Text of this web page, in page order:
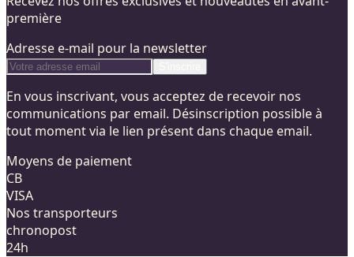
première
Adresse e-mail pour la newsletter
En vous inscrivant, vous acceptez de recevoir nos
communications par email. Désinscription possible à
tout moment via le lien présent dans chaque email.
Moyens de paiement
CB
VISA
Nos transporteurs
chronopost
24h